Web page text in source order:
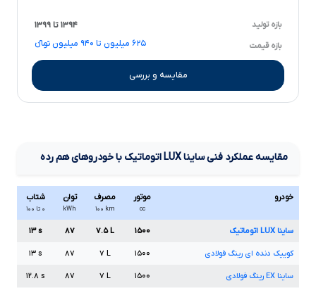
بازه تولید ۱۳۹۴ تا ۱۳۹۹
بازه قیمت ۶۲۵ میلیون تا ۹۴۰ میلیون تومانءءء
مقایسه و بررسی
مقایسه عملکرد فنیسایناLUXاتوماتیک با خودروهای هم رده
خودرو موتور
cc
مصرف
km ۱۰۰
توان
kWh
شتاب
۰ تا ۱۰۰
ساینا LUX اتوماتیک ۱۵۰۰ L ۷.۵ ۸۷ s ۱۳
کوییک دنده ای رینگ فولادی ۱۵۰۰ L ۷ ۸۷ s ۱۳
ساینا EX رینگ فولادی ۱۵۰۰ L ۷ ۸۷ s ۱۲.۸